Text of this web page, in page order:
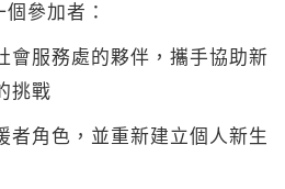
參加者：
會服務處的夥伴，攜手協助新
挑戰
者角色，並重新建立個人新生